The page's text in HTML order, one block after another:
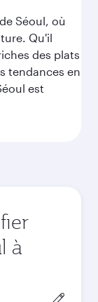
Séoul, où
Qu'il
des plats
tendances en
est
à